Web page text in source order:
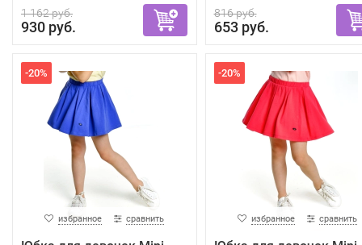
1 162 руб.
930 руб.
816 руб.
653 руб.
-20%
избранное сравнить
-20%
избранное сравнить